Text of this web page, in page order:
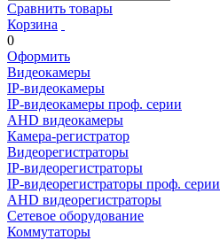
Сравнить товары
Корзина
0
Оформить
Видеокамеры
IP-видеокамеры
IP-видеокамеры проф. серии
AHD видеокамеры
Камера-регистратор
Видеорегистраторы
IP-видеорегистраторы
IP-видеорегистраторы проф. серии
AHD видеорегистраторы
Сетевое оборудование
Коммутаторы